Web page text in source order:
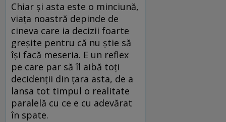
Chiar și asta este o minciună,
viața noastră depinde de
cineva care ia decizii foarte
greșite pentru că nu știe să
își facă meseria. E un reflex
pe care par să îl aibă toți
decidenții din țara asta, de a
lansa tot timpul o realitate
paralelă cu ce e cu adevărat
în spate.